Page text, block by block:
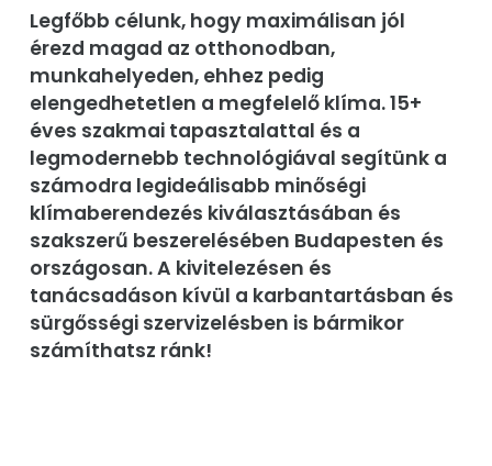
Legfőbb célunk, hogy maximálisan jól
érezd magad az otthonodban,
munkahelyeden, ehhez pedig
elengedhetetlen a megfelelő klíma. 15+
éves szakmai tapasztalattal és a
legmodernebb technológiával segítünk a
számodra legideálisabb minőségi
klímaberendezés kiválasztásában és
szakszerű beszerelésében Budapesten és
országosan. A kivitelezésen és
tanácsadáson kívül a karbantartásban és
sürgősségi szervizelésben is bármikor
számíthatsz ránk!